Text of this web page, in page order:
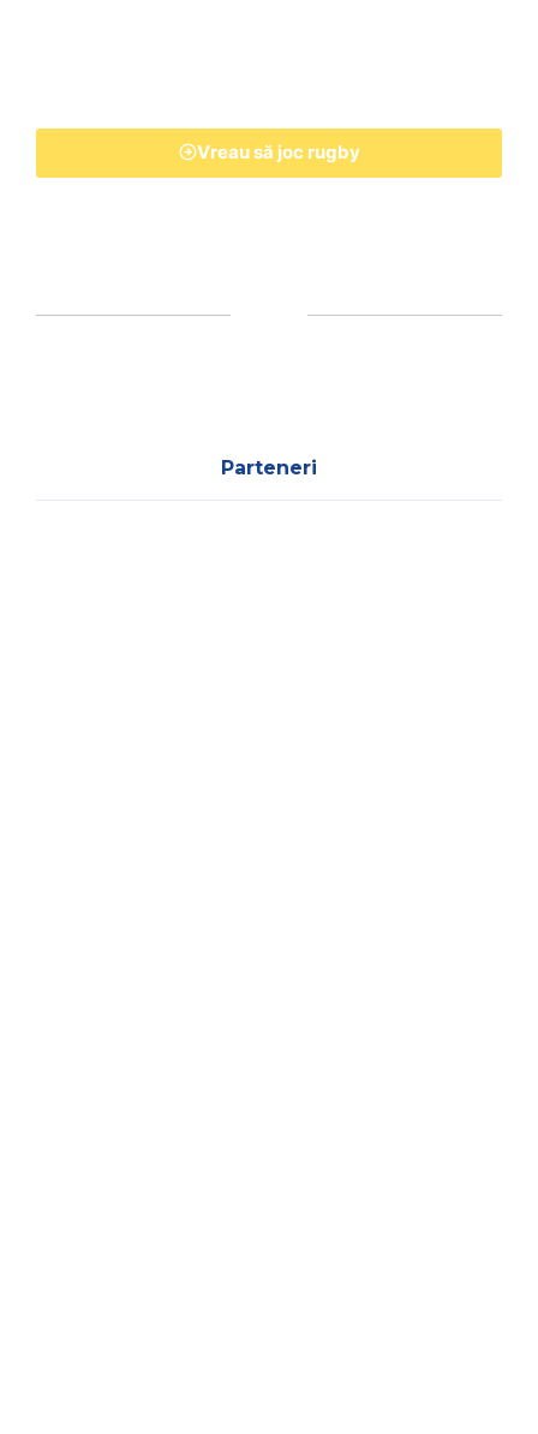
Vreau să joc rugby
Parteneri